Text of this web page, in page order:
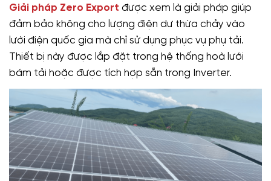
Giải pháp Zero Export được xem là giải pháp giúp
đảm bảo không cho lượng điện dư thừa chảy vào
lưới điện quốc gia mà chỉ sử dụng phục vụ phụ tải.
Thiết bị này được lắp đặt trong hệ thống hoà lưới
bám tải hoặc được tích hợp sẵn trong Inverter.